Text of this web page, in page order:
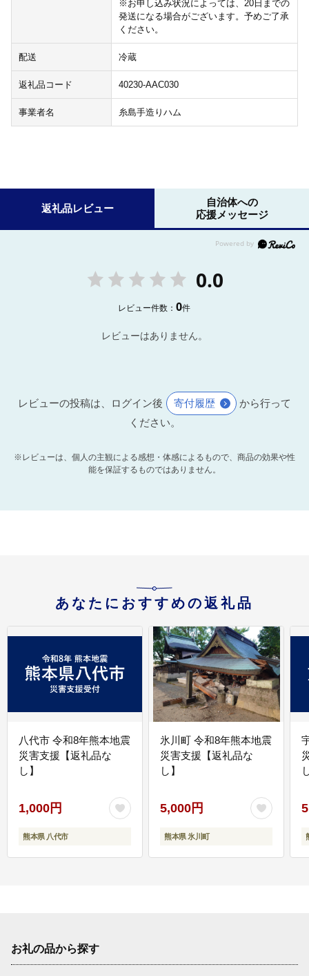
※お申し込み状況によっては、20日までの
発送になる場合がございます。予めご了承
ください。
配送 冷蔵
返礼品コード 40230-AAC030
事業者名 糸島手造りハム
返礼品レビュー
自治体への
応援メッセージ
0.0
レビュー件数：0件
レビューはありません。
レビューの投稿は、ログイン後 寄付履歴
から行って
ください。
※レビューは、個人の主観による感想・体感によるもので、商品の効果や性
能を保証するものではありません。
あなたにおすすめの返礼品
八代市 令和8年熊本地震
災害支援【返礼品な
し】
1,000円
熊本県 八代市
氷川町 令和8年熊本地震
災害支援【返礼品な
し】
5,000円
熊本県 氷川町
お礼の品から探す